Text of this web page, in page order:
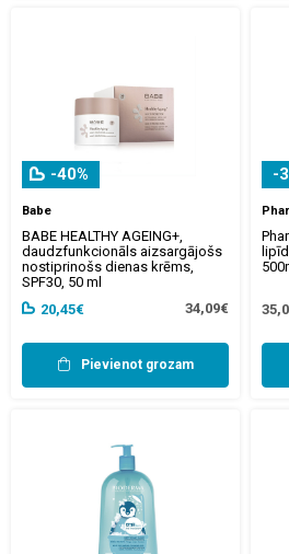
-40%
Babe
BABE HEALTHY AGEING+,
daudzfunkcionāls aizsargājošs
nostiprinošs dienas krēms,
SPF30, 50 ml
20,45€
34,09€
Pievienot grozam
-